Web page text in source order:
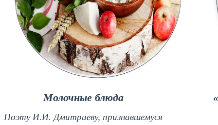
Молочные блюда
Поэту И.И. Дмитриеву, признавшемуся